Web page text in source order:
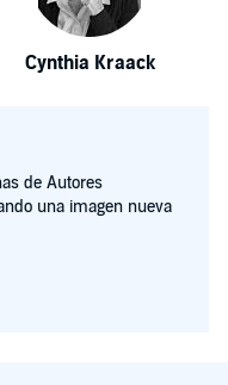
Cynthia Kraack
de Autores
una imagen nueva